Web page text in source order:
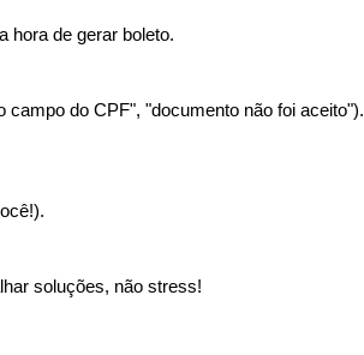
hora de gerar boleto.
do CPF", "documento não foi aceito").
soluções, não stress!